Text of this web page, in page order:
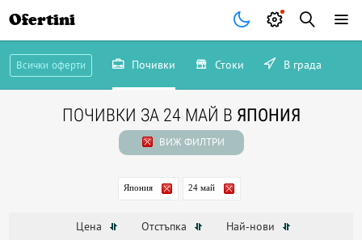
Ofertini
Всички оферти Почивки Стоки В града
ПОЧИВКИ ЗА 24 МАЙ В ЯПОНИЯ
ВИЖ ФИЛТРИ
Япония 24 май
Цена Отстъпка Най-нови